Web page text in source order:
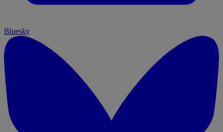
Bluesky